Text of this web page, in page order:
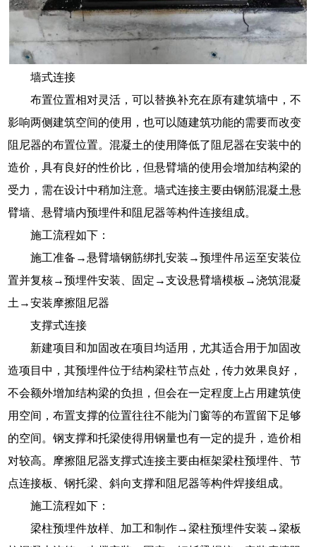
墙式连接
布置位置相对灵活，可以替换补充在原有建筑墙中，不
影响两侧建筑空间的使用，也可以随建筑功能的需要而改变
阻尼器的布置位置。混凝土的使用降低了阻尼器在安装中的
造价，具有良好的性价比，但悬臂墙的使用会增加结构梁的
受力，需在设计中稍加注意。墙式连接主要由钢筋混凝土悬
臂墙、悬臂墙内预埋件和阻尼器等构件连接组成。
施工流程如下：
施工准备→悬臂墙钢筋绑扎安装→预埋件吊运至安装位
置并复核→预埋件安装、固定→支设悬臂墙模板→浇筑混凝
土→安装摩擦阻尼器
支撑式连接
新建项目和加固改在项目均适用，尤其适合用于加固改
造项目中，其预埋件位于结构梁柱节点处，传力效果良好，
不会额外增加结构梁的负担，但会在一定程度上占用建筑使
用空间，布置支撑的位置往往不能为门窗等的布置留下足够
的空间。钢支撑和托梁使得用钢量也有一定的提升，造价相
对较高。摩擦阻尼器支撑式连接主要由框架梁柱预埋件、节
点连接板、钢托梁、斜向支撑和阻尼器等构件焊接组成。
施工流程如下：
梁柱预埋件放样、加工和制作→梁柱预埋件安装→梁板